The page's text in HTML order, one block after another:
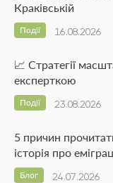
Краківській
16.08.2026
Події
📈 Стратегії
експерткою
23.08.2026
Події
5 причин
історія про
24.07.2026
Блог